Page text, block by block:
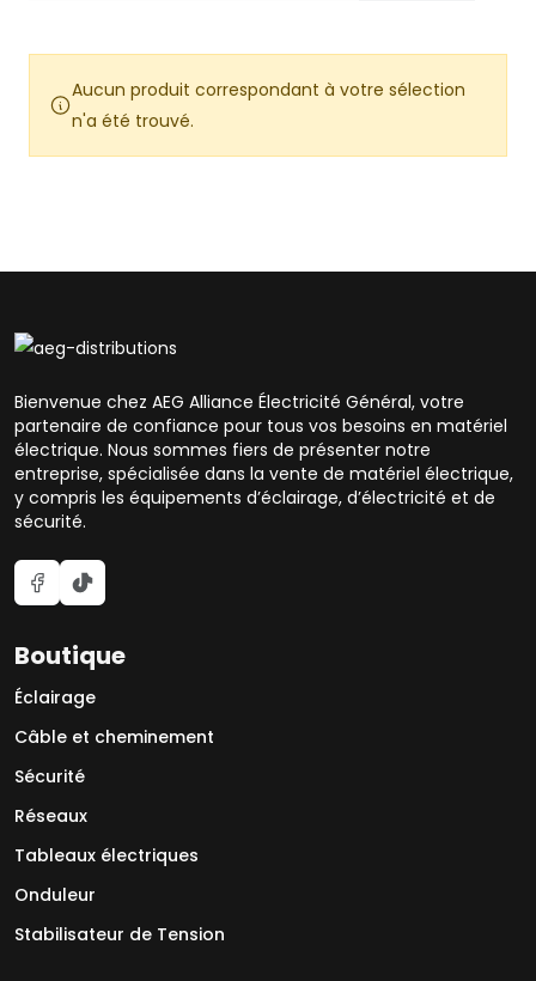
Aucun produit correspondant à votre sélection
n'a été trouvé.
Bienvenue chez AEG Alliance Électricité Général, votre
partenaire de confiance pour tous vos besoins en matériel
électrique. Nous sommes fiers de présenter notre
entreprise, spécialisée dans la vente de matériel électrique,
y compris les équipements d’éclairage, d’électricité et de
sécurité.
Boutique
Éclairage
Câble et cheminement
Sécurité
Réseaux
Tableaux électriques
Onduleur
Stabilisateur de Tension